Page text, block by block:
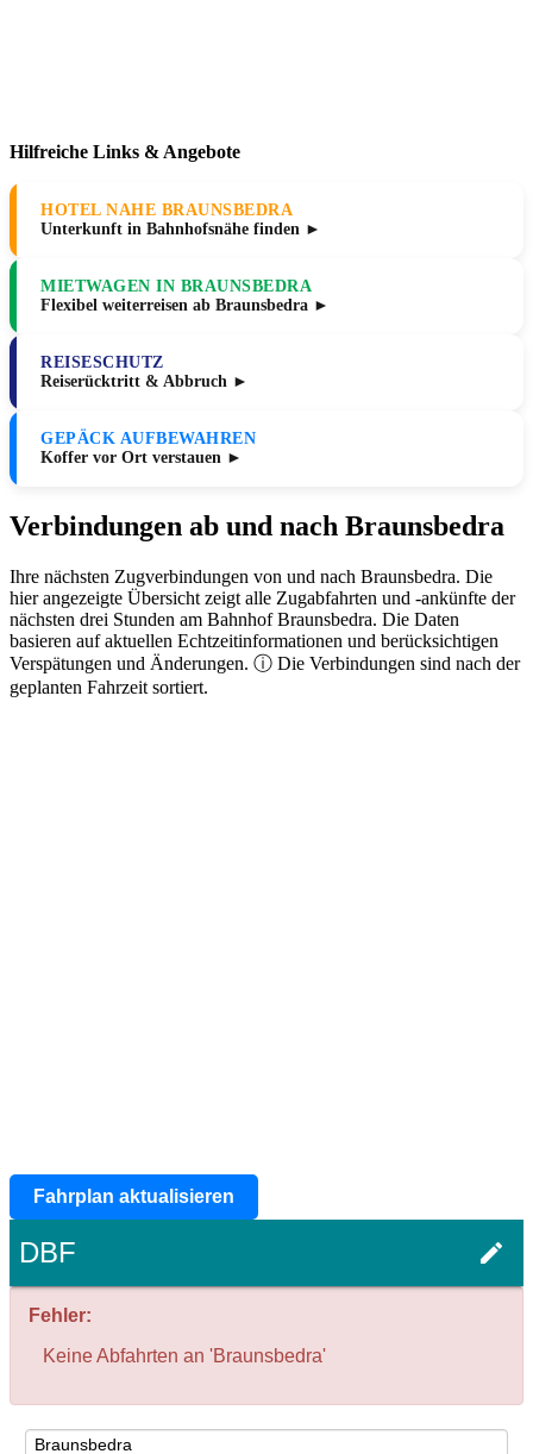
Hilfreiche Links & Angebote
HOTEL NAHE BRAUNSBEDRA
Unterkunft in Bahnhofsnähe finden ►
MIETWAGEN IN BRAUNSBEDRA
Flexibel weiterreisen ab Braunsbedra ►
REISESCHUTZ
Reiserücktritt & Abbruch ►
GEPÄCK AUFBEWAHREN
Koffer vor Ort verstauen ►
Verbindungen ab und nach Braunsbedra
Ihre nächsten Zugverbindungen von und nach Braunsbedra. Die
hier angezeigte Übersicht zeigt alle Zugabfahrten und -ankünfte der
nächsten drei Stunden am Bahnhof Braunsbedra. Die Daten
basieren auf aktuellen Echtzeitinformationen und berücksichtigen
Verspätungen und Änderungen. ⓘ Die Verbindungen sind nach der
geplanten Fahrzeit sortiert.
Fahrplan aktualisieren